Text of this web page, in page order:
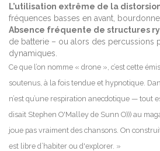
L’utilisation extrême de la
fréquences basses en avant,
Absence fréquente de structures
de batterie – ou alors des percussions
dynamiques.
Ce que l’on nomme « drone », c’est cette
soutenus, à la fois tendue et hypnotique.
n’est qu’une respiration anecdotique — tout
disait Stephen O'Malley de Sunn O))) au
joue pas vraiment des chansons. On
est libre d’habiter ou d'explorer. »